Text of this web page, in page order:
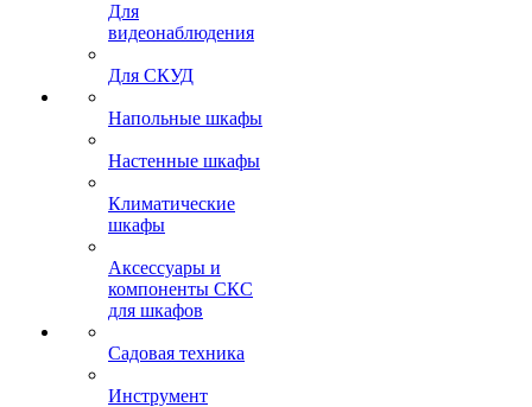
Для
видеонаблюдения
Для СКУД
Напольные шкафы
Настенные шкафы
Климатические
шкафы
Аксессуары и
компоненты СКС
для шкафов
Садовая техника
Инструмент